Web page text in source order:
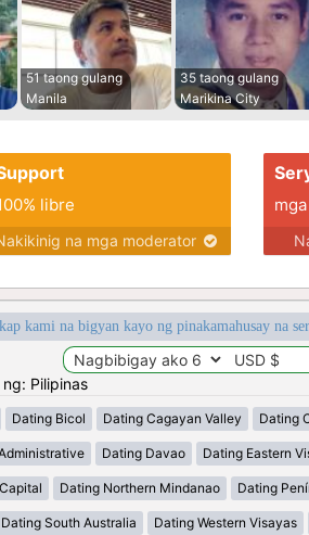
51 taong gulang
Manila
35 taong gulang
Marikina City
libre
na mga moderator
kami na bigyan kayo ng pinakamahusay na
Pilipinas
Dating Bicol Dating Cagayan Valley Dating
Dating Davao Dating Eastern
Dating Northern Mindanao Dating
Dating South Australia Dating Western Visayas